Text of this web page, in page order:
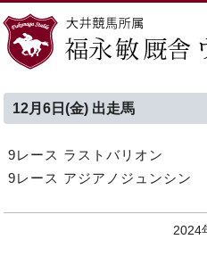
12月6日(金) 出走馬
9レース ラストバリオン
9レース アジアノジュンシン
2024